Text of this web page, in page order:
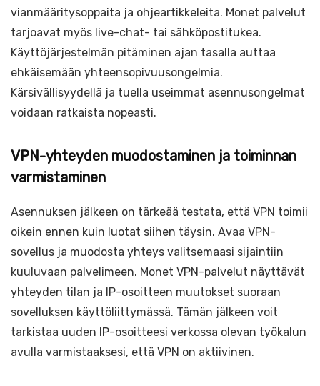
vianmääritysoppaita ja ohjeartikkeleita. Monet palvelut
tarjoavat myös live-chat- tai sähköpostitukea.
Käyttöjärjestelmän pitäminen ajan tasalla auttaa
ehkäisemään yhteensopivuusongelmia.
Kärsivällisyydellä ja tuella useimmat asennusongelmat
voidaan ratkaista nopeasti.
VPN-yhteyden muodostaminen ja toiminnan
varmistaminen
Asennuksen jälkeen on tärkeää testata, että VPN toimii
oikein ennen kuin luotat siihen täysin. Avaa VPN-
sovellus ja muodosta yhteys valitsemaasi sijaintiin
kuuluvaan palvelimeen. Monet VPN-palvelut näyttävät
yhteyden tilan ja IP-osoitteen muutokset suoraan
sovelluksen käyttöliittymässä. Tämän jälkeen voit
tarkistaa uuden IP-osoitteesi verkossa olevan työkalun
avulla varmistaaksesi, että VPN on aktiivinen.